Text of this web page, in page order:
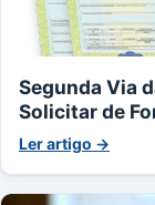
Segunda Via
Solicitar de
Ler artigo →